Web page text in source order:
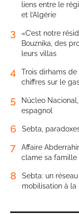
liens entre le
et l’Algérie
3
«C’est notre
Bouznika, des
leurs villas
4
Trois dirhams
chiffres sur le
5
Núcleo
espagnol
6 Sebta,
7
Affaire
clame sa famille
8
Sebta: un
mobilisation à la